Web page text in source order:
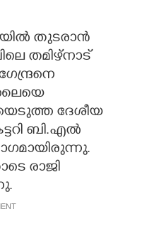
തുടരാൻ
തമിഴ്നാട്
ദേശീയ
ബി.എൽ
രാജി